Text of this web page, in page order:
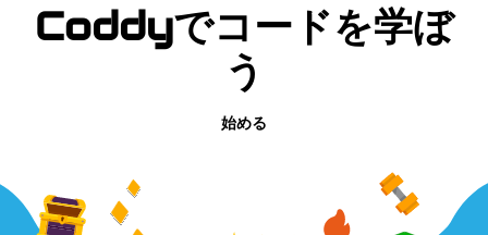
Coddyでコードを学ぼ
う
始める